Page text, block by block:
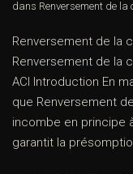
dans Renversement de la
Renversement de la
Renversement de la
ACI Introduction En
que Renversement
incombe en principe
garantit la